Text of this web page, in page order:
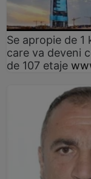
Se apropie de
care va deveni
de 107 etaje